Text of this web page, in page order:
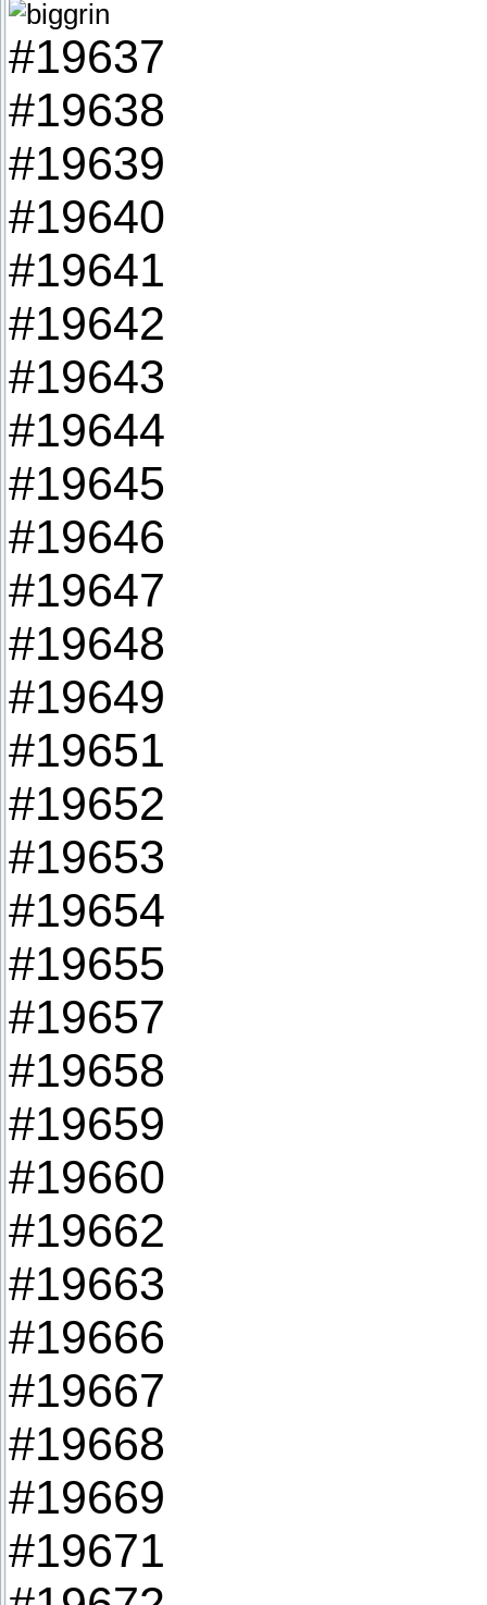
#19637
#19638
#19639
#19640
#19641
#19642
#19643
#19644
#19645
#19646
#19647
#19648
#19649
#19651
#19652
#19653
#19654
#19655
#19657
#19658
#19659
#19660
#19662
#19663
#19666
#19667
#19668
#19669
#19671